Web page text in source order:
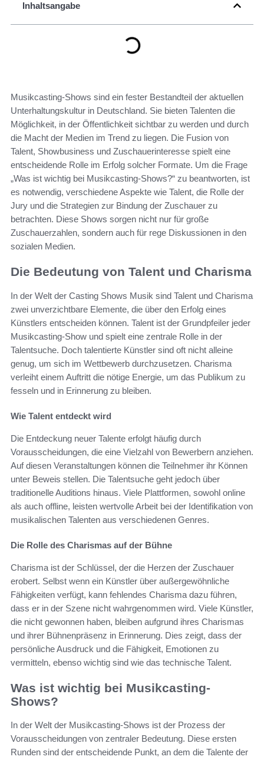
Inhaltsangabe
Musikcasting-Shows sind ein fester Bestandteil der aktuellen
Unterhaltungskultur in Deutschland. Sie bieten Talenten die
Möglichkeit, in der Öffentlichkeit sichtbar zu werden und durch
die Macht der Medien im Trend zu liegen. Die Fusion von
Talent, Showbusiness und Zuschauerinteresse spielt eine
entscheidende Rolle im Erfolg solcher Formate. Um die Frage
„Was ist wichtig bei Musikcasting-Shows?“ zu beantworten, ist
es notwendig, verschiedene Aspekte wie Talent, die Rolle der
Jury und die Strategien zur Bindung der Zuschauer zu
betrachten. Diese Shows sorgen nicht nur für große
Zuschauerzahlen, sondern auch für rege Diskussionen in den
sozialen Medien.
Die Bedeutung von Talent und Charisma
In der Welt der Casting Shows Musik sind Talent und Charisma
zwei unverzichtbare Elemente, die über den Erfolg eines
Künstlers entscheiden können. Talent ist der Grundpfeiler jeder
Musikcasting-Show und spielt eine zentrale Rolle in der
Talentsuche. Doch talentierte Künstler sind oft nicht alleine
genug, um sich im Wettbewerb durchzusetzen. Charisma
verleiht einem Auftritt die nötige Energie, um das Publikum zu
fesseln und in Erinnerung zu bleiben.
Wie Talent entdeckt wird
Die Entdeckung neuer Talente erfolgt häufig durch
Vorausscheidungen, die eine Vielzahl von Bewerbern anziehen.
Auf diesen Veranstaltungen können die Teilnehmer ihr Können
unter Beweis stellen. Die Talentsuche geht jedoch über
traditionelle Auditions hinaus. Viele Plattformen, sowohl online
als auch offline, leisten wertvolle Arbeit bei der Identifikation von
musikalischen Talenten aus verschiedenen Genres.
Die Rolle des Charismas auf der Bühne
Charisma ist der Schlüssel, der die Herzen der Zuschauer
erobert. Selbst wenn ein Künstler über außergewöhnliche
Fähigkeiten verfügt, kann fehlendes Charisma dazu führen,
dass er in der Szene nicht wahrgenommen wird. Viele Künstler,
die nicht gewonnen haben, bleiben aufgrund ihres Charismas
und ihrer Bühnenpräsenz in Erinnerung. Dies zeigt, dass der
persönliche Ausdruck und die Fähigkeit, Emotionen zu
vermitteln, ebenso wichtig sind wie das technische Talent.
Was ist wichtig bei Musikcasting-
Shows?
In der Welt der Musikcasting-Shows ist der Prozess der
Vorausscheidungen von zentraler Bedeutung. Diese ersten
Runden sind der entscheidende Punkt, an dem die Talente der